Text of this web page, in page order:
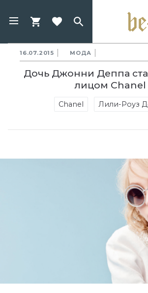
16.07.2015 МОДА
Дочь Джонни Деппа
лицом Chanel
Chanel Лили-Роуз